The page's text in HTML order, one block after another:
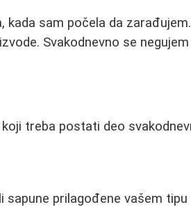
kada sam počela da
Svakodnevno se
treba postati deo
sapune prilagođene vašem tipu